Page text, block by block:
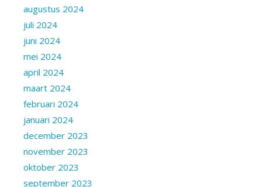
augustus 2024
juli 2024
juni 2024
mei 2024
april 2024
maart 2024
februari 2024
januari 2024
december 2023
november 2023
oktober 2023
september 2023